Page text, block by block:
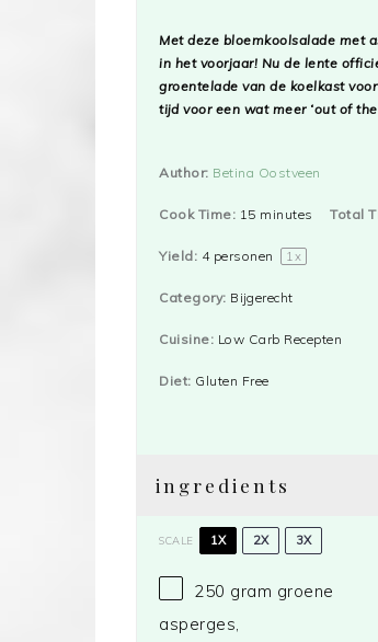
Met deze bloemkoolsalade met
in het voorjaar! Nu de lente
groentelade van de koelkast
tijd voor een wat meer ‘out of
Author: Betina Oostveen
Cook Time: 15 minutes Total
Yield: 4personen 1x
Category: Bijgerecht
Cuisine: Low Carb Recepten
Diet: Gluten Free
ingredients
SCALE 1X 2X 3X
250 gram groene
asperges,